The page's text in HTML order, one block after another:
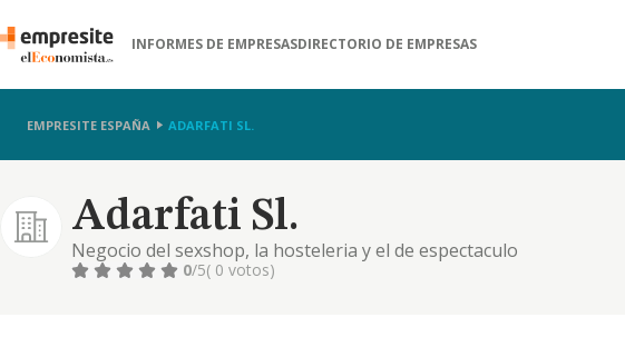
INFORMES DE EMPRESASDIRECTORIO DE EMPRESAS
EMPRESITE ESPAÑA ADARFATI SL.
Adarfati Sl.
Negocio del sexshop, la hosteleria y el de espectaculo
0/5( 0 votos)